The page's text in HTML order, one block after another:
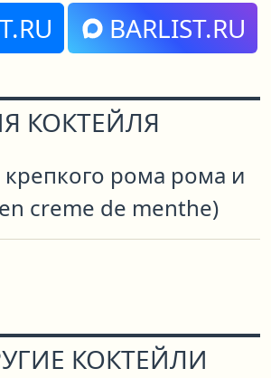
BARLIST.RU
КОКТЕЙЛЯ
рома рома и
creme de menthe)
КОКТЕЙЛИ